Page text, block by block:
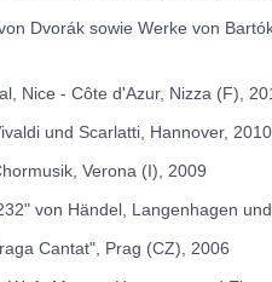
Dvorák sowie Werke von
Nice - Côte d'Azur, Nizza (F),
und Scarlatti, Hannover, 2010
Verona (I), 2009
von Händel, Langenhagen
Cantat", Prag (CZ), 2006